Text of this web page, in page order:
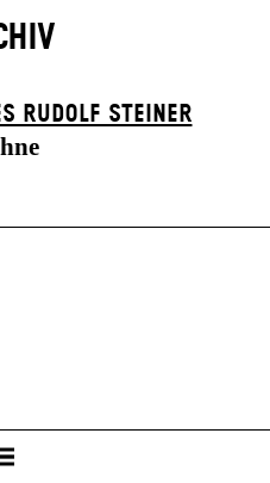
RUDOLF STEINER